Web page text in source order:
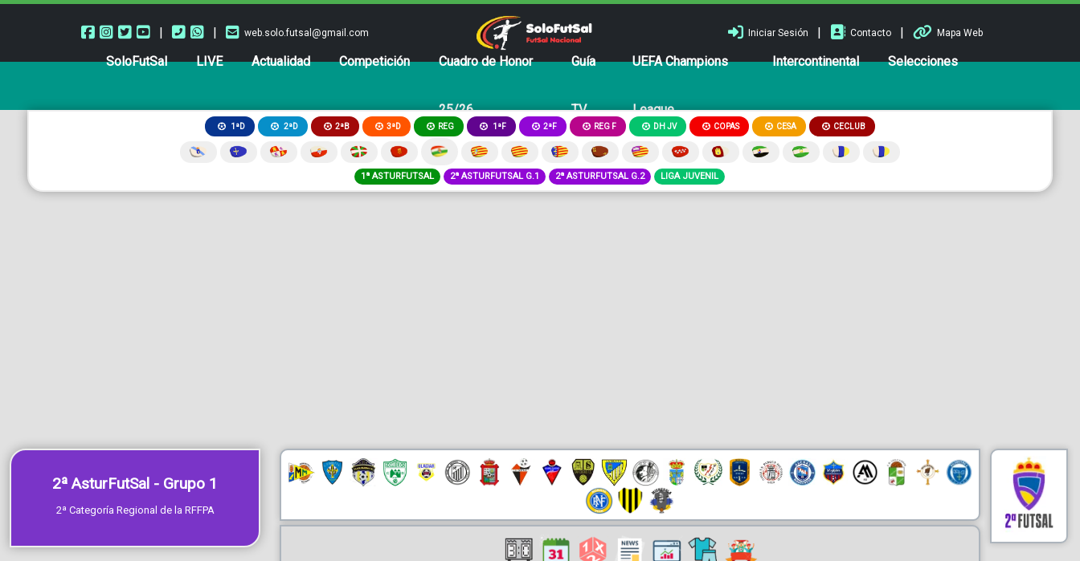
| | web.solo.futsal@gmail.com Iniciar Sesión | Contacto | Mapa Web
SoloFutSal LIVE Actualidad Competición Cuadro de Honor
25/26
Guía
TV
UEFA Champions
League
Intercontinental Selecciones
1ªD 2ªD 2ªB 3ªD REG 1ªF 2ªF REG F DH JV COPAS CESA CECLUB
1ª ASTURFUTSAL 2ª ASTURFUTSAL G.1 2ª ASTURFUTSAL G.2 LIGA JUVENIL
2ª AsturFutSal - Grupo 1
2ª Categoría Regional de la RFFPA